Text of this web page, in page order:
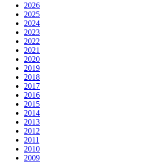
2026
2025
2024
2023
2022
2021
2020
2019
2018
2017
2016
2015
2014
2013
2012
2011
2010
2009